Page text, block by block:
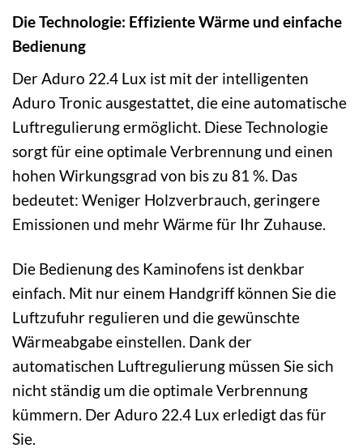
Die Technologie: Effiziente Wärme und einfache
Bedienung
Der Aduro 22.4 Lux ist mit der intelligenten
Aduro Tronic ausgestattet, die eine automatische
Luftregulierung ermöglicht. Diese Technologie
sorgt für eine optimale Verbrennung und einen
hohen Wirkungsgrad von bis zu 81 %. Das
bedeutet: Weniger Holzverbrauch, geringere
Emissionen und mehr Wärme für Ihr Zuhause.
Die Bedienung des Kaminofens ist denkbar
einfach. Mit nur einem Handgriff können Sie die
Luftzufuhr regulieren und die gewünschte
Wärmeabgabe einstellen. Dank der
automatischen Luftregulierung müssen Sie sich
nicht ständig um die optimale Verbrennung
kümmern. Der Aduro 22.4 Lux erledigt das für
Sie.